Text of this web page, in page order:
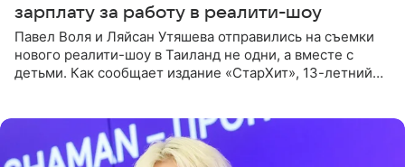
зарплату за работу в реалити-шоу
Павел Воля и Ляйсан Утяшева отправились на съемки
нового реалити-шоу в Таиланд не одни, а вместе с
детьми. Как сообщает издание «СтарХит», 13-летний